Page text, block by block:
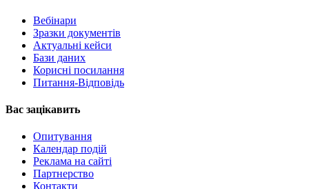
Вебінари
Зразки документів
Актуальні кейси
Бази даних
Корисні посилання
Питання-Відповідь
Вас зацiкавить
Опитування
Календар подій
Реклама на сайтi
Партнерство
Контакти